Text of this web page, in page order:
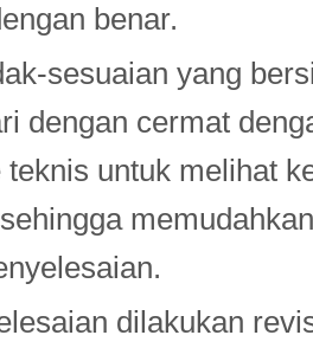
benar.
sesuaian yang
dengan cermat
teknis untuk melihat
dilakukan